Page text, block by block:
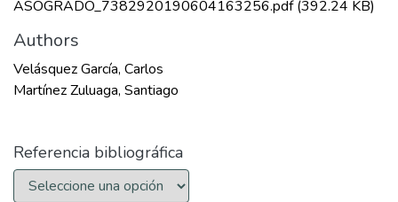
ASOGRADO_7382920190604163256.pdf(392.24 KB)
Authors
Velásquez García, Carlos
Martínez Zuluaga, Santiago
Referencia bibliográfica